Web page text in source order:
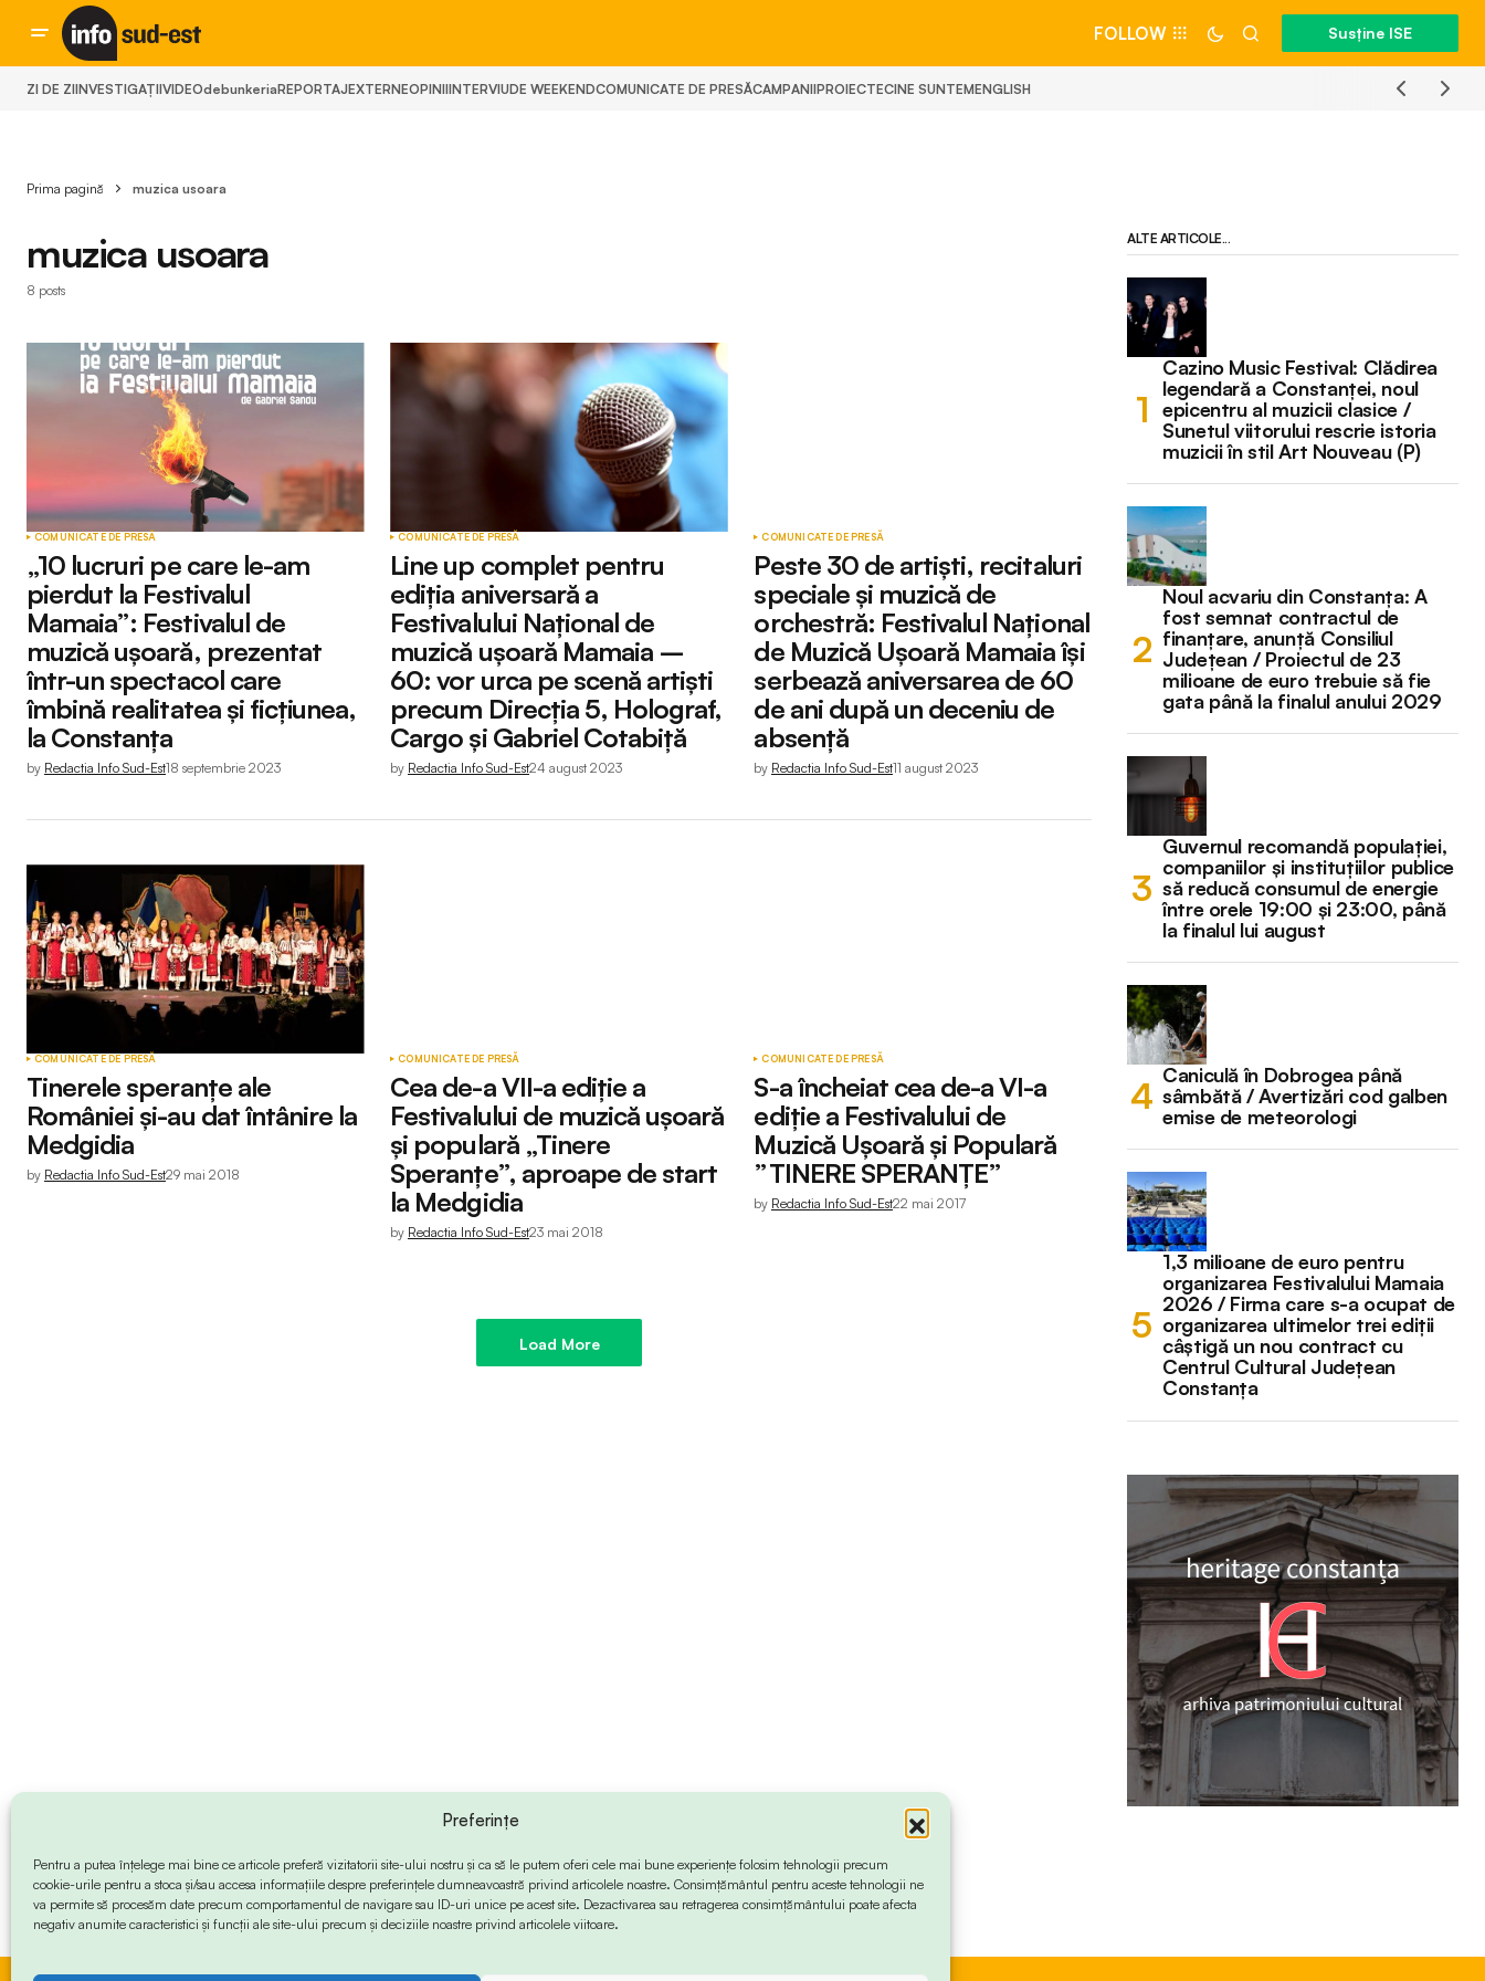
Preferințe
Pentru a putea înțelege mai bine ce articole preferă vizitatorii site-ului nostru și ca să le putem oferi cele mai bune experiențe folosim tehnologii precum
cookie-urile pentru a stoca și/sau accesa informațiile despre preferințele dumneavoastră privind articolele noastre. Consimțământul pentru aceste tehnologii ne
va permite să procesăm date precum comportamentul de navigare sau ID-uri unice pe acest site. Dezactivarea sau retragerea consimțământului poate afecta
negativ anumite caracteristici și funcții ale site-ului precum și deciziile noastre privind articolele viitoare.
FOLLOW Susține ISE
ZI DE ZIINVESTIGAȚIIVIDEOdebunkeriaREPORTAJEXTERNEOPINIIINTERVIUDE WEEKENDCOMUNICATE DE PRESĂCAMPANIIPROIECTECINE SUNTEMENGLISH
Prima pagină muzica usoara
muzica usoara
8 posts
COMUNICATE DE PRESĂ
„10 lucruri pe care le-am
pierdut la Festivalul
Mamaia”: Festivalul de
muzică ușoară, prezentat
într-un spectacol care
îmbină realitatea și ficțiunea,
la Constanța
by Redactia Info Sud-Est18 septembrie 2023
COMUNICATE DE PRESĂ
Line up complet pentru
ediția aniversară a
Festivalului Național de
muzică ușoară Mamaia –
60: vor urca pe scenă artiști
precum Direcția 5, Holograf,
Cargo și Gabriel Cotabiță
by Redactia Info Sud-Est24 august 2023
COMUNICATE DE PRESĂ
Peste 30 de artiști, recitaluri
speciale și muzică de
orchestră: Festivalul Național
de Muzică Ușoară Mamaia își
serbează aniversarea de 60
de ani după un deceniu de
absență
by Redactia Info Sud-Est11 august 2023
COMUNICATE DE PRESĂ
Tinerele speranțe ale
României și-au dat întânire la
Medgidia
by Redactia Info Sud-Est29 mai 2018
COMUNICATE DE PRESĂ
Cea de-a VII-a ediție a
Festivalului de muzică ușoară
și populară „Tinere
Speranțe”, aproape de start
la Medgidia
by Redactia Info Sud-Est23 mai 2018
COMUNICATE DE PRESĂ
S-a încheiat cea de-a VI-a
ediție a Festivalului de
Muzică Ușoară și Populară
”TINERE SPERANȚE”
by Redactia Info Sud-Est22 mai 2017
Load More
ALTE ARTICOLE...
Cazino Music Festival: Clădirea
legendară a Constanței, noul
epicentru al muzicii clasice /
Sunetul viitorului rescrie istoria
muzicii în stil Art Nouveau (P)
Noul acvariu din Constanța: A
fost semnat contractul de
finanțare, anunță Consiliul
Județean / Proiectul de 23
milioane de euro trebuie să fie
gata până la finalul anului 2029
Guvernul recomandă populației,
companiilor și instituțiilor publice
să reducă consumul de energie
între orele 19:00 și 23:00, până
la finalul lui august
Caniculă în Dobrogea până
sâmbătă / Avertizări cod galben
emise de meteorologi
1,3 milioane de euro pentru
organizarea Festivalului Mamaia
2026 / Firma care s-a ocupat de
organizarea ultimelor trei ediții
câștigă un nou contract cu
Centrul Cultural Județean
Constanța